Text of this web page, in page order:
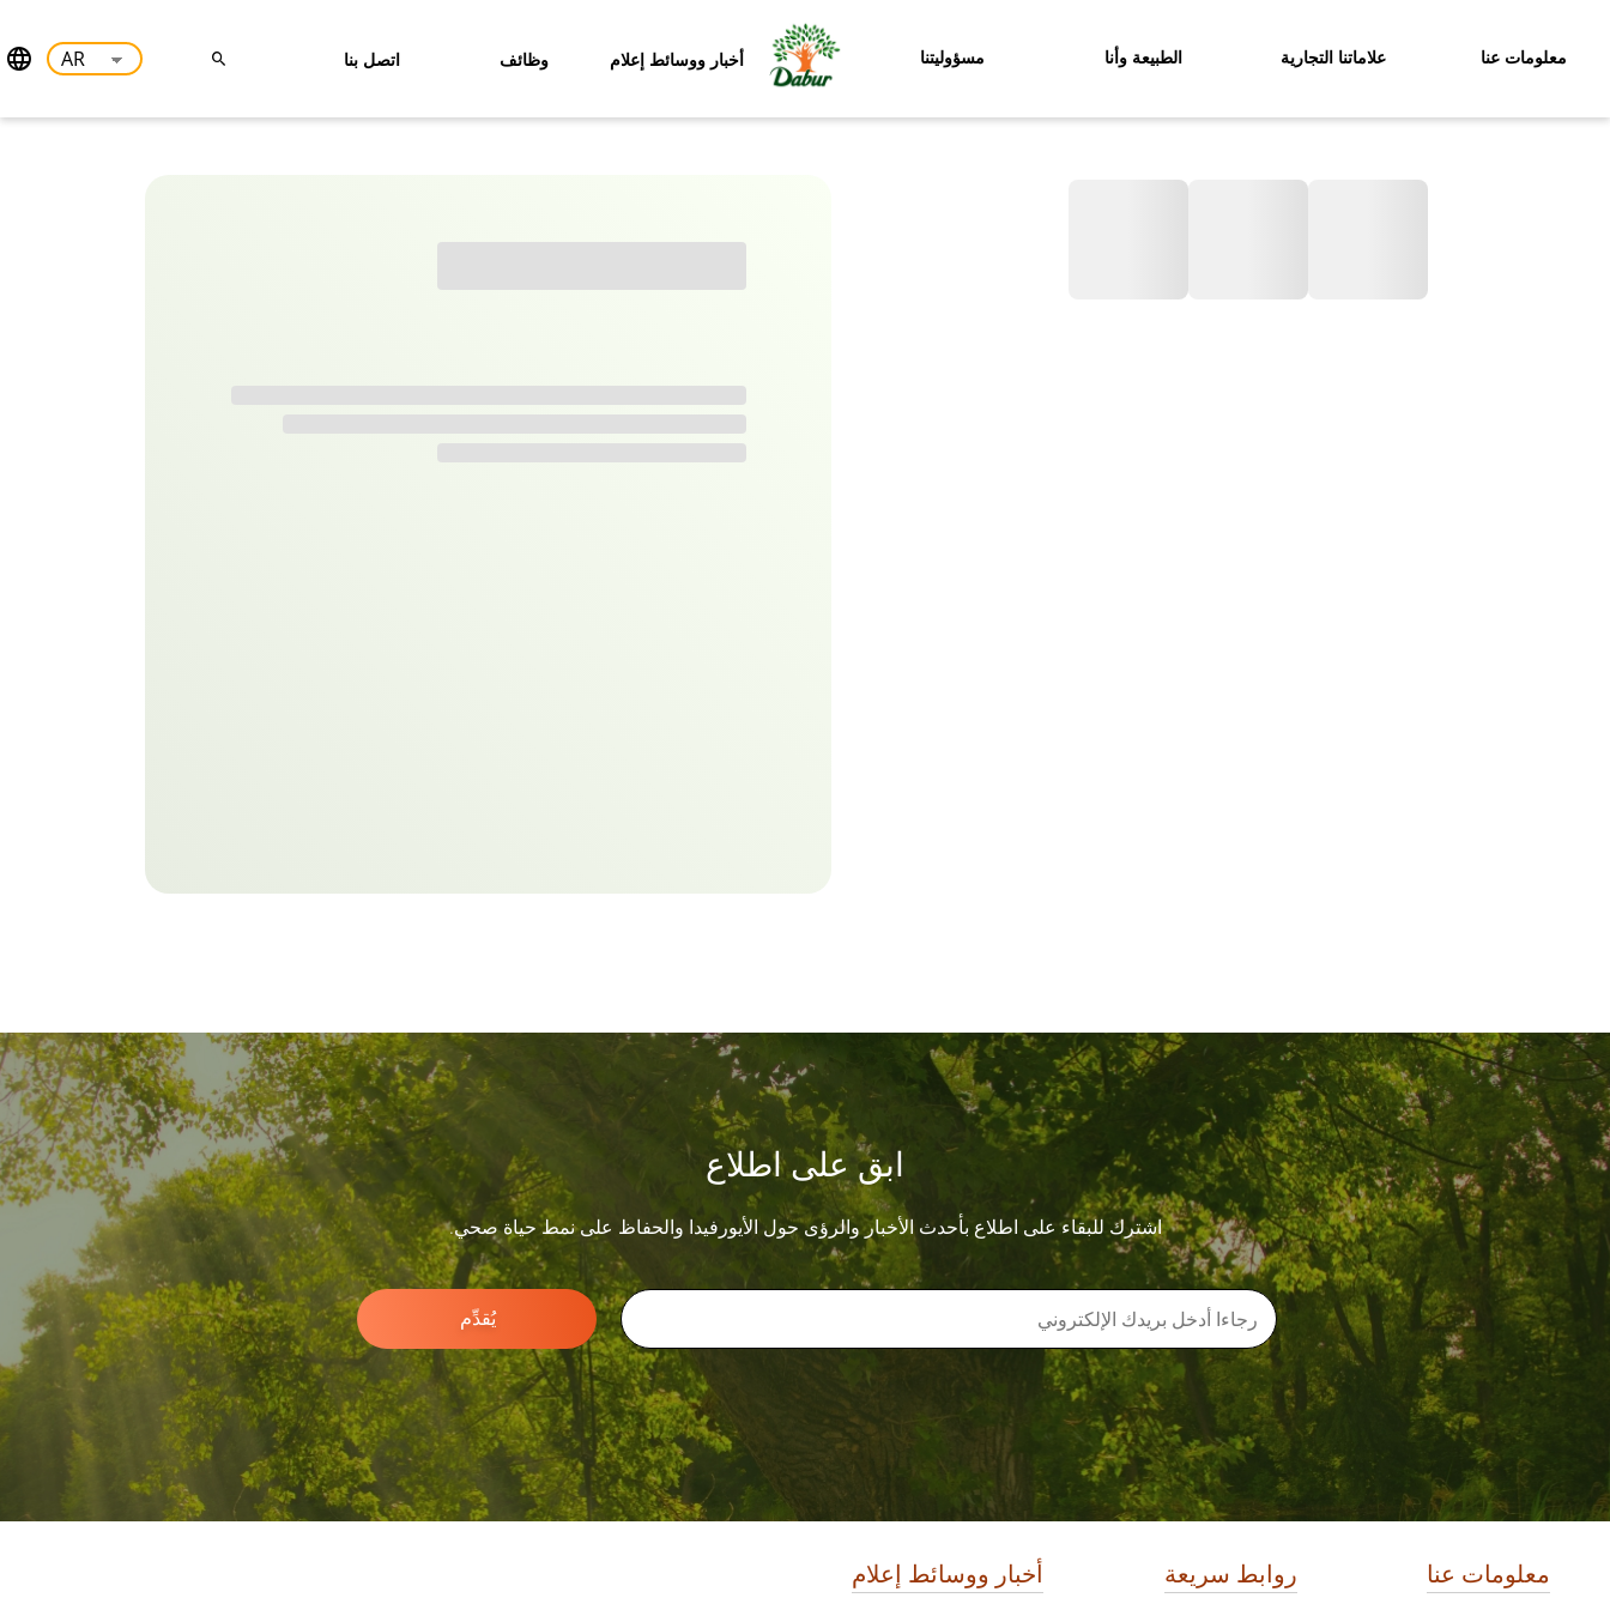
معلومات عنا علاماتنا التجارية الطبيعة وأنا مسؤوليتنا أخبار ووسائط إعلام وظائف اتصل بنا
ابق على اطلاع
اشترك للبقاء على اطلاع بأحدث الأخبار والرؤى حول الأيورفيدا والحفاظ على نمط حياة صحي.
يُقدِّم
معلومات عنا روابط سريعة أخبار ووسائط إعلام